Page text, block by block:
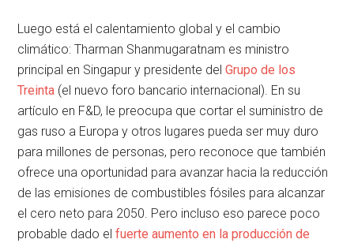
Luego está el calentamiento global y el cambio
climático: Tharman Shanmugaratnam es ministro
principal en Singapur y presidente delGrupo de los
Treinta (el nuevo foro bancario internacional). En su
artículo en F&D, le preocupa que cortar el suministro de
gas ruso a Europa y otros lugares pueda ser muy duro
para millones de personas, pero reconoce que también
ofrece una oportunidad para avanzar hacia la reducción
de las emisiones de combustibles fósiles para alcanzar
el cero neto para 2050. Pero incluso eso parece poco
probable dado elfuerte aumento en la producción de